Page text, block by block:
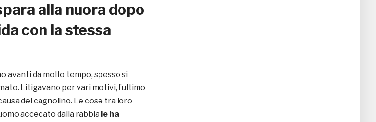
alla nuora dopo
con la stessa
avanti da molto tempo, spesso si
Litigavano per vari motivi, l’ultimo
del cagnolino. Le cose tra loro
accecato dalla rabbia le ha